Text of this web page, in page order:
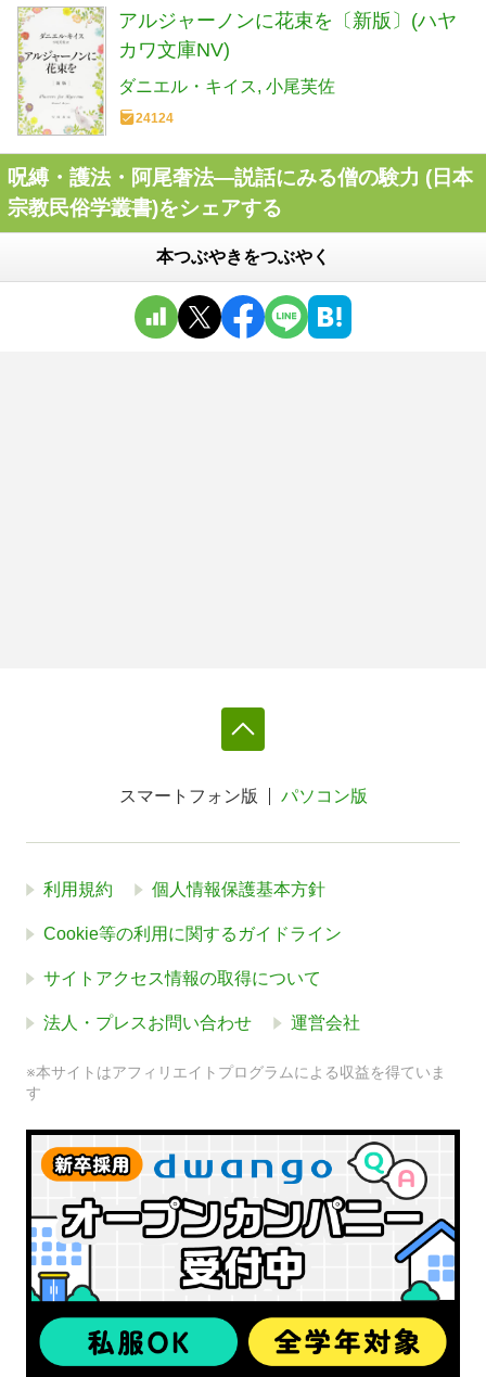
アルジャーノンに花束を〔新版〕(ハヤ
カワ文庫NV)
ダニエル・キイス 小尾芙佐
24124
呪縛・護法・阿尾奢法―説話にみる僧の験力 (日本
宗教民俗学叢書)をシェアする
本つぶやきをつぶやく
スマートフォン版 パソコン版
利用規約 個人情報保護基本方針
Cookie等の利用に関するガイドライン
サイトアクセス情報の取得について
法人・プレスお問い合わせ 運営会社
※本サイトはアフィリエイトプログラムによる収益を得ていま
す